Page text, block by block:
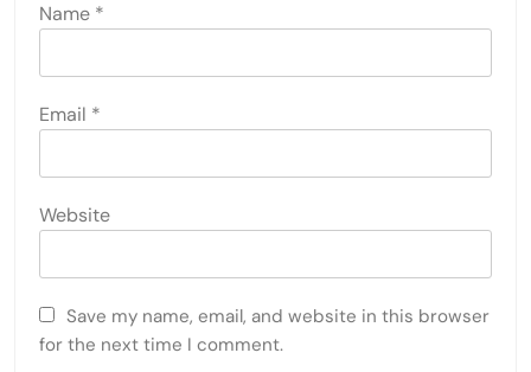
Name *
Email *
Website
Save my name, email, and website in this browser
for the next time I comment.